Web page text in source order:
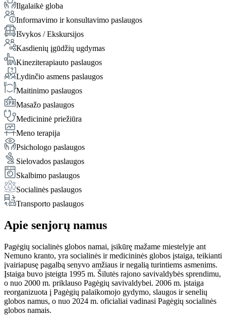
Ilgalaikė globa
Informavimo ir konsultavimo paslaugos
Išvykos / Ekskursijos
Kasdienių įgūdžių ugdymas
Kineziterapiauto paslaugos
Lydinčio asmens paslaugos
Maitinimo paslaugos
Masažo paslaugos
Medicininė priežiūra
Meno terapija
Psichologo paslaugos
Sielovados paslaugos
Skalbimo paslaugos
Socialinės paslaugos
Transporto paslaugos
Apie senjorų namus
Pagėgių socialinės globos namai, įsikūrę mažame miestelyje ant
Nemuno kranto, yra socialinės ir medicininės globos įstaiga, teikianti
įvairiapusę pagalbą senyvo amžiaus ir negalią turintiems asmenims.
Įstaiga buvo įsteigta 1995 m. Šilutės rajono savivaldybės sprendimu,
o nuo 2000 m. priklauso Pagėgių savivaldybei. 2006 m. įstaiga
reorganizuota į Pagėgių palaikomojo gydymo, slaugos ir senelių
globos namus, o nuo 2024 m. oficialiai vadinasi Pagėgių socialinės
globos namais.